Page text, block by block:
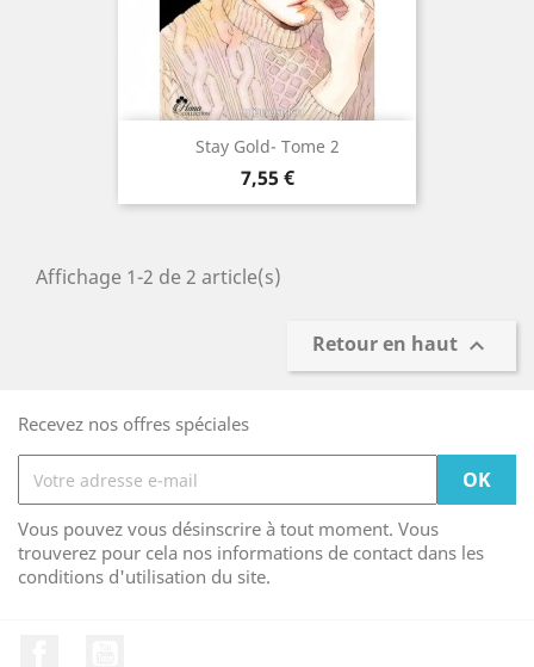
Stay Gold- Tome 2
Prix
7,55 €
Affichage 1-2 de 2 article(s)
Retour en haut 
Recevez nos offres spéciales
Vous pouvez vous désinscrire à tout moment. Vous
trouverez pour cela nos informations de contact dans les
conditions d'utilisation du site.